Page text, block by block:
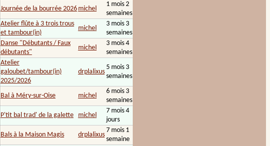
Journée de la bourrée 2026 michel
1 mois 2
semaines
Atelier flûte à 3 trois trous
et tambour(in)
michel
3 mois 3
semaines
Danse "Débutants / Faux
débutants"
michel
3 mois 4
semaines
Atelier
galoubet/tambour(in)
2025/2026
drplalixus
5 mois 3
semaines
Bal à Méry-sur-Oise michel
6 mois 3
semaines
P'tit bal trad' de la galette
michel
7 mois 4
jours
Bals à la Maison Magis
drplalixus
7 mois 1
semaine